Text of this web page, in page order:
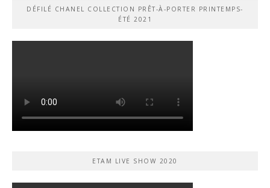
DÉFILÉ CHANEL COLLECTION PRÊT-À-PORTER PRINTEMPS-
ÉTÉ 2021
ETAM LIVE SHOW 2020